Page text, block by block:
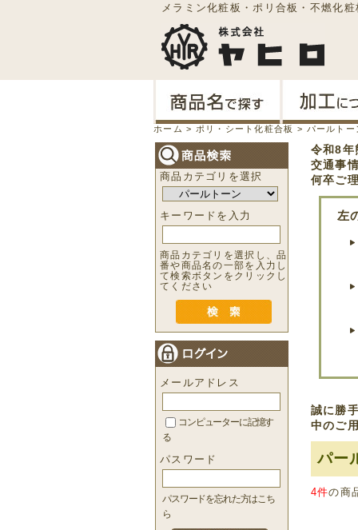
メラミン化粧板・ポリ合板・不燃化
ホーム > ポリ・シート化粧合板 > パールトー
商品カテゴリを選択
キーワードを入力
商品カテゴリを選択し、品
番や商品名の一部を入力し
て検索ボタンをクリックし
てください
メールアドレス
コンピューターに記憶す
る
パスワード
パスワードを忘れた方はこち
ら
令和8年
交通事
何卒ご
左
誠に勝
中のご
パー
4件の商